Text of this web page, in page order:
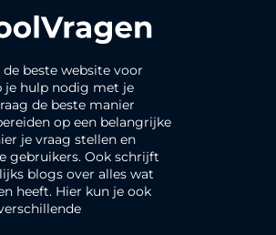
de beste website voor
je hulp nodig met je
de beste manier
op een belangrijke
je vraag stellen en
gebruikers. Ook schrijft
blogs over alles wat
heeft. Hier kun je ook